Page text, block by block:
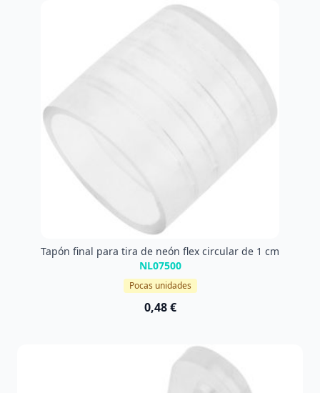
Tapón final para tira de neón flex circular de 1 cm
NL07500
Pocas unidades
0,48 €